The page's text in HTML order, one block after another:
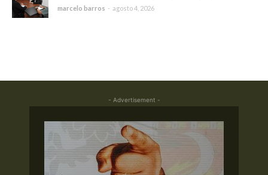
marcelo barros - agosto 4, 2026
- Advertisement -